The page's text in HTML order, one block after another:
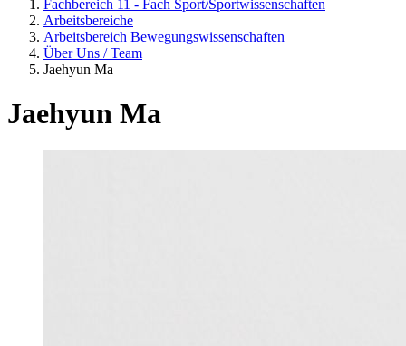
Fachbereich 11 - Fach Sport/Sportwissenschaften
Arbeitsbereiche
Arbeitsbereich Bewegungswissenschaften
Über Uns / Team
Jaehyun Ma
Jaehyun Ma